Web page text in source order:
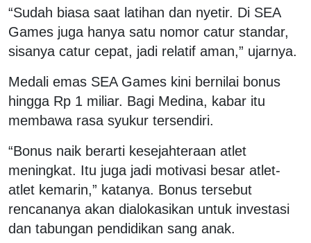
“Sudah biasa saat latihan dan nyetir. Di SEA
Games juga hanya satu nomor catur standar,
sisanya catur cepat, jadi relatif aman,” ujarnya.
Medali emas SEA Games kini bernilai bonus
hingga Rp 1 miliar. Bagi Medina, kabar itu
membawa rasa syukur tersendiri.
“Bonus naik berarti kesejahteraan atlet
meningkat. Itu juga jadi motivasi besar atlet-
atlet kemarin,” katanya. Bonus tersebut
rencananya akan dialokasikan untuk investasi
dan tabungan pendidikan sang anak.